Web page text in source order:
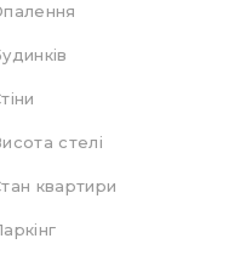
Опалення
Будинків
Стіни
Висота стелі
Стан квартири
Паркінг